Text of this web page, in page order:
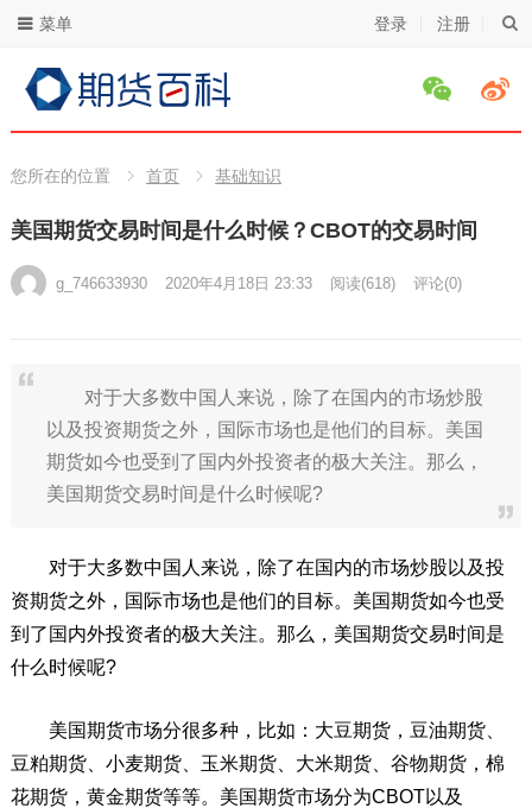
登录 注册
菜单
您所在的位置 首页 基础知识
美国期货交易时间是什么时候？CBOT的交易时间
g_746633930 2020年4月18日 23:33 阅读(618) 评论(0)
对于大多数中国人来说，除了在国内的市场炒股
以及投资期货之外，国际市场也是他们的目标。美国
期货如今也受到了国内外投资者的极大关注。那么，
美国期货交易时间是什么时候呢?
对于大多数中国人来说，除了在国内的市场炒股以及投
资期货之外，国际市场也是他们的目标。美国期货如今也受
到了国内外投资者的极大关注。那么，美国期货交易时间是
什么时候呢?
美国期货市场分很多种，比如：大豆期货，豆油期货、
豆粕期货、小麦期货、玉米期货、大米期货、谷物期货，棉
花期货，黄金期货等等。美国期货市场分为CBOT以及